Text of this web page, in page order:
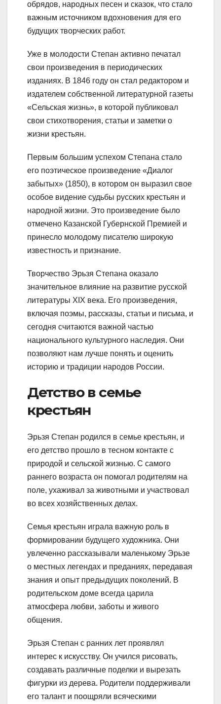
обрядов, народных песен и сказок, что стало
важным источником вдохновения для его
будущих творческих работ.
Уже в молодости Степан активно печатал
свои произведения в периодических
изданиях. В 1846 году он стал редактором и
издателем собственной литературной газеты
«Сельская жизнь», в которой публиковал
свои стихотворения, статьи и заметки о
жизни крестьян.
Первым большим успехом Степана стало
его поэтическое произведение «Диалог
забытых» (1850), в котором он выразил свое
особое видение судьбы русских крестьян и
народной жизни. Это произведение было
отмечено Казанской Губернской Премией и
принесло молодому писателю широкую
известность и признание.
Творчество Эрьзя Степана оказало
значительное влияние на развитие русской
литературы XIX века. Его произведения,
включая поэмы, рассказы, статьи и письма, и
сегодня считаются важной частью
национального культурного наследия. Они
позволяют нам лучше понять и оценить
историю и традиции народов России.
Детство в семье
крестьян
Эрьзя Степан родился в семье крестьян, и
его детство прошло в тесном контакте с
природой и сельской жизнью. С самого
раннего возраста он помогал родителям на
поле, ухаживал за животными и участвовал
во всех хозяйственных делах.
Семья крестьян играла важную роль в
формировании будущего художника. Они
увлеченно рассказывали маленькому Эрьзе
о местных легендах и преданиях, передавая
знания и опыт предыдущих поколений. В
родительском доме всегда царила
атмосфера любви, заботы и живого
общения.
Эрьзя Степан с ранних лет проявлял
интерес к искусству. Он учился рисовать,
создавать различные поделки и вырезать
фигурки из дерева. Родители поддерживали
его талант и поощряли всяческими